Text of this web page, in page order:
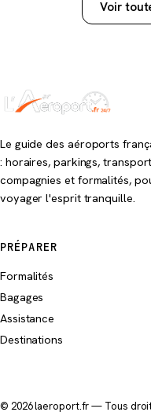
Voir
Le guide des aéroports
: horaires, parkings,
compagnies et formalités,
voyager l'esprit tranquille.
PRÉPARER
Formalités
Bagages
Assistance
Destinations
© 2026 laeroport.fr — Tous